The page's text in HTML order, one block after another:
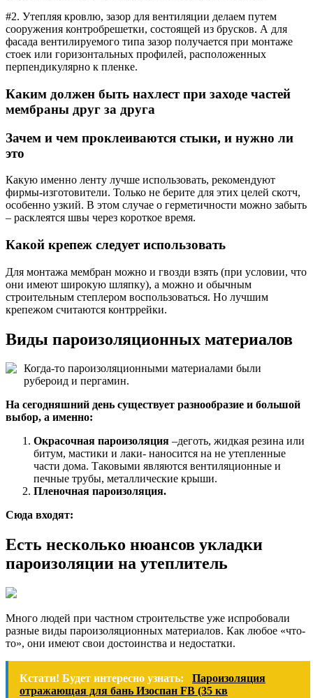
#2. Утепляя кровлю, зазор для вентиляции делаем путем
сооружения контробрешетки, состоящей из брусков. А для
фасада вентилируемого типа зазор получается при монтаже
стоек или горизонтальных профилей, расположенных
перпендикулярно к пленке.
Каким должен быть нахлест при заходе частей
мембраны друг за друга
Зачем и чем проклеиваются стыки, и нужно ли
это
Какую именно ленту лучше использовать, рекомендуют
фирмы-изготовители. Только не берите для этих целей скотч,
особенно узкий. В этом случае о герметичности можно забыть
– расклеятся швы через короткое время.
Какой крепеж следует использовать
Для монтажа мембран можно и гвозди взять (при условии, что
они имеют широкую шляпку), а можно и обычным
строительным степлером воспользоваться. Но лучшим
крепежом считаются контррейки.
Виды пароизоляционных материалов
Когда-то пароизоляционными материалами были
рубероид и пергамин.
На сегодняшний день существует разнообразие и большой
выбор, а именно:
Окрасочная пароизоляция –деготь, жидкая резина или
битум, мастики и лаки- наносится на не утепленные
части дома. Таковыми являются вентиляционные и
печные трубы, металлические крыши.
Пленочная пароизоляция.
Сюда входят:
Есть несколько нюансов укладки
пароизоляции на утеплитель
Много людей при частном строительстве уже испробовали
разные виды пароизоляционных материалов. Как любое «что-
то», они имеют свои достоинства и недостатки.
Кстати! Будет интересно узнать:
Пароизоляция
отражающая для бань Изоспан FB (35 кв